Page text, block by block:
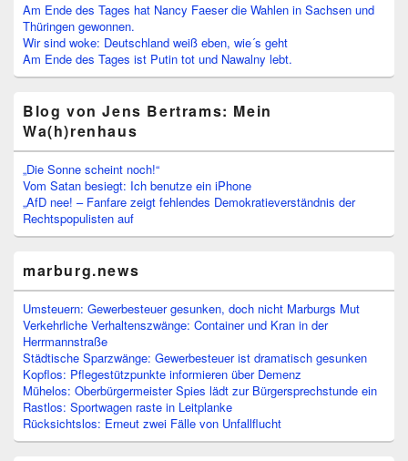
Am Ende des Tages hat Nancy Faeser die Wahlen in Sachsen und
Thüringen gewonnen.
Wir sind woke: Deutschland weiß eben, wie´s geht
Am Ende des Tages ist Putin tot und Nawalny lebt.
Blog von Jens Bertrams: Mein
Wa(h)renhaus
„Die Sonne scheint noch!“
Vom Satan besiegt: Ich benutze ein iPhone
„AfD nee! – Fanfare zeigt fehlendes Demokratieverständnis der
Rechtspopulisten auf
marburg.news
Umsteuern: Gewerbesteuer gesunken, doch nicht Marburgs Mut
Verkehrliche Verhaltenszwänge: Container und Kran in der
Herrmannstraße
Städtische Sparzwänge: Gewerbesteuer ist dramatisch gesunken
Kopflos: Pflegestützpunkte informieren über Demenz
Mühelos: Oberbürgermeister Spies lädt zur Bürgersprechstunde ein
Rastlos: Sportwagen raste in Leitplanke
Rücksichtslos: Erneut zwei Fälle von Unfallflucht